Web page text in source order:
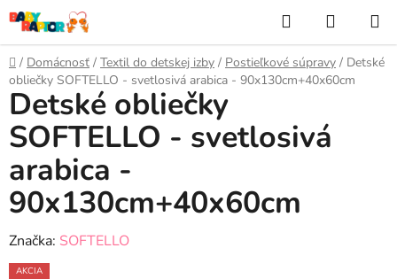
Prejsť
na
obsah
Hľadať
KOŠÍK
Domov
/ Domácnosť / Textil do detskej izby / Postieľkové súpravy / Detské
obliečky SOFTELLO - svetlosivá arabica - 90x130cm+40x60cm
Detské obliečky
SOFTELLO - svetlosivá
arabica -
90x130cm+40x60cm
Značka: SOFTELLO
AKCIA